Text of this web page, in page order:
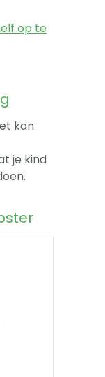
op te
kan
je kind